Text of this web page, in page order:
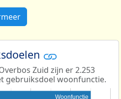
Zuid zijn er 2.253
gebruiksdoel woonfunctie.
Woonfunctie